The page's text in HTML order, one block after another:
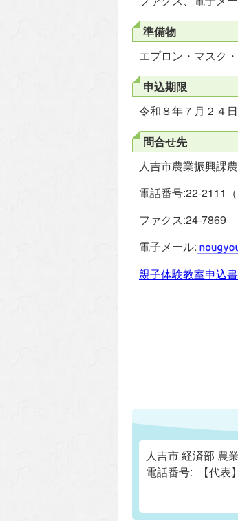
準備物
エプロン・マスク
申込期限
令和８年７月２４
問合せ先
人吉市農業振興課
電話番号:22-2111（
ファクス:24-7869
電子メール:
親子体験教室申込書
人吉市 経済部 農
電話番号:
【代